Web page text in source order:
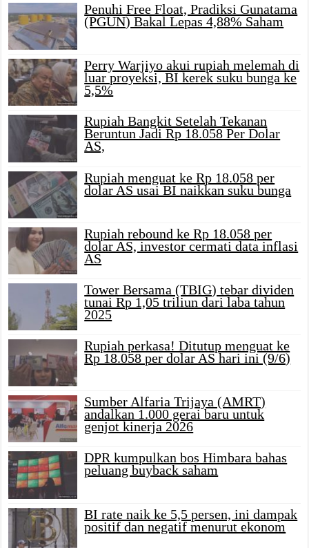
Penuhi Free Float, Pradiksi Gunatama
(PGUN) Bakal Lepas 4,88% Saham
Perry Warjiyo akui rupiah melemah di
luar proyeksi, BI kerek suku bunga ke
5,5%
Rupiah Bangkit Setelah Tekanan
Beruntun Jadi Rp 18.058 Per Dolar
AS,
Rupiah menguat ke Rp 18.058 per
dolar AS usai BI naikkan suku bunga
Rupiah rebound ke Rp 18.058 per
dolar AS, investor cermati data inflasi
AS
Tower Bersama (TBIG) tebar dividen
tunai Rp 1,05 triliun dari laba tahun
2025
Rupiah perkasa! Ditutup menguat ke
Rp 18.058 per dolar AS hari ini (9/6)
Sumber Alfaria Trijaya (AMRT)
andalkan 1.000 gerai baru untuk
genjot kinerja 2026
DPR kumpulkan bos Himbara bahas
peluang buyback saham
BI rate naik ke 5,5 persen, ini dampak
positif dan negatif menurut ekonom